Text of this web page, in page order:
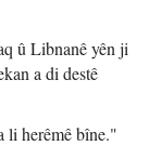
û Libnanê yên ji
a di destê
li herêmê bîne."